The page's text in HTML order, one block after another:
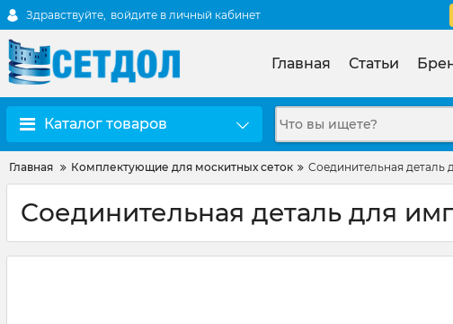
Здравствуйте, войдите в личный кабинет
Главная Статьи
Каталог товаров
Главная Комплектующие для москитных сеток Cоединительная деталь
Cоединительная деталь для